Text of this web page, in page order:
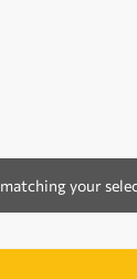
your